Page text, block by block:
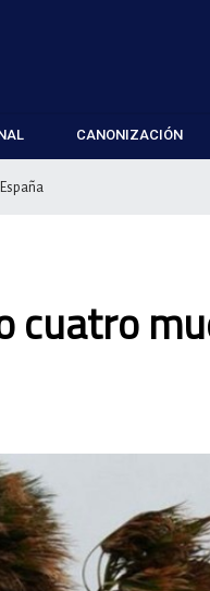
CANONIZACIÓN
cuatro